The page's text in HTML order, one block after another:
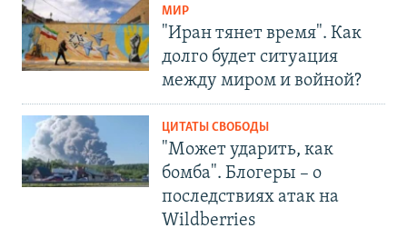
МИР
"Иран тянет время". Как
долго будет ситуация
между миром и войной?
ЦИТАТЫ СВОБОДЫ
"Может ударить, как
бомба". Блогеры – о
последствиях атак на
Wildberries